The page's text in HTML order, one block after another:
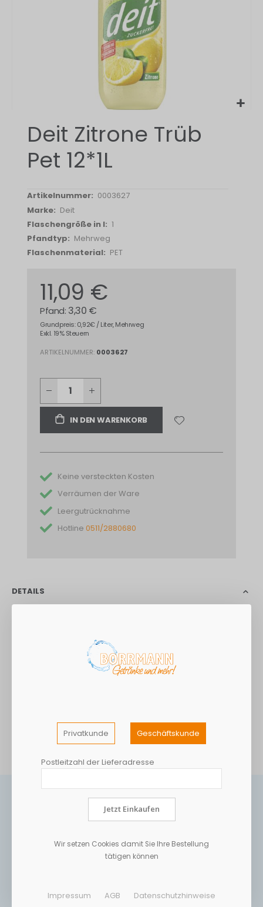
Anfang
Bildergalerie
springen
Deit Zitrone Trüb
Pet 12*1L
0003627
Deit
1
Mehrweg
PET
11,09 €
Grundpreis: 0,92€ / Liter, Mehrweg
3,30 €
Exkl. 19% Steuern
ARTIKELNUMMER 0003627
IN DEN WARENKORB
Keine versteckten Kosten
Verräumen der Ware
Leergutrücknahme
Hotline 0511/2880680
DETAILS
Zitronennote.DEIT Zitrone verführt zum Träumen vom Süden
und dem Land, wo die Zitronen blühen. Feinherbe Fruchtigkeit,
prickelndes Mineralwasser und viele Vitamine – ganz ohne
MEHR INFORMATIONEN
Privatkunde Geschäftskunde
Postleitzahl der Lieferadresse
Jetzt Einkaufen
Wir setzen Cookies damit Sie Ihre Bestellung
tätigen können
Impressum AGB Datenschutzhinweise